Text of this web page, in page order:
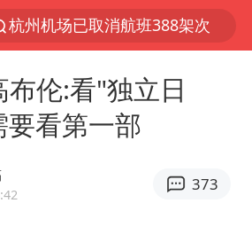
杭州机场已取消航班388架次
白海豚北上或致京津冀暴雨
中国第1高楼阻尼器摆动明显
国足U17与阿森纳决赛取消 并列冠军
伦:看"独立日
看第一部
373